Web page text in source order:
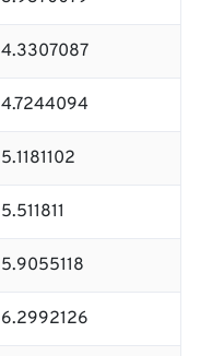
4.3307087
4.7244094
5.1181102
5.511811
5.9055118
6.2992126